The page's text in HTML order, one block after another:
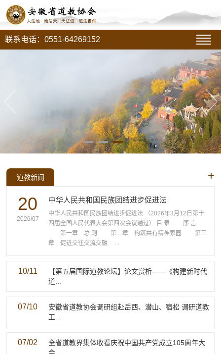
联系电话：0551-64269152
道教新闻 +
20
2026/07
中华人民共和国民族团结进步促进法
中华人民共和国民族团结进步促进法 （2026年3月12日第十
四届全国人民代表大会第四次会议通过） 目 录 序 言
第一章 总 则 第二章 构筑共有精神家园 第三
章 促进交往交流交融 ...
10/11
【第五届国际道教论坛】论文赏析——《构建新时代
道...
07/10
安徽省道教协会调研组赴岳西、潜山、宿松 调研道教
工...
07/02
全省道教界集体收看庆祝中国共产党成立105周年大